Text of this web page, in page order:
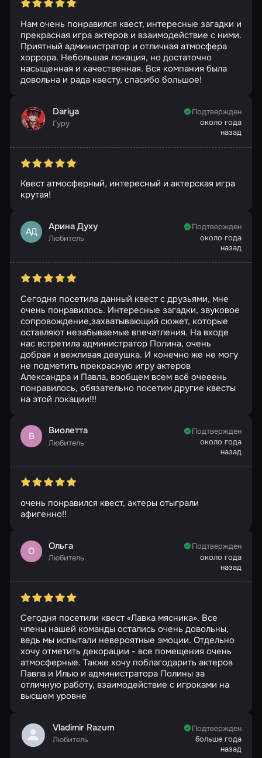
Нам очень понравился квест, интересные загадки и
прекрасная игра актеров и взаимодействие с ними.
Приятный администратор и отличная атмосфера
хоррора. Небольшая локация, но достаточно
насыщенная и качественная. Вся компания была
довольна и рада квесту, спасибо большое!
Dariya
Гуру
Подтвержден
около года
назад
Квест атмосферный, интересный и актерская игра
крутая!
АД Арина Духу
Любитель
Подтвержден
около года
назад
Сегодня посетила данный квест с друзьями, мне
очень понравилось. Интересные загадки, звуковое
сопровождение,захватывающий сюжет, которые
оставляют незабываемые впечатления. На входе
нас встретила администратор Полина, очень
добрая и вежливая девушка. И конечно же не могу
не подметить прекрасную игру актеров
Александра и Павла, вообщем всем всё очееень
понравилось, обязательно посетим другие квесты
на этой локации!!!
В Виолетта
Любитель
Подтвержден
около года
назад
очень понравился квест, актеры отыграли
афигенно!!
О Ольга
Любитель
Подтвержден
около года
назад
Сегодня посетили квест «Лавка мясника». Все
члены нашей команды остались очень довольны,
ведь мы испытали невероятные эмоции. Отдельно
хочу отметить декорации - все помещения очень
атмосферные. Также хочу поблагодарить актеров
Павла и Илью и администратора Полины за
отличную работу, взаимодействие с игроками на
высшем уровне
Vladimir Razum
Любитель
Подтвержден
больше года
назад